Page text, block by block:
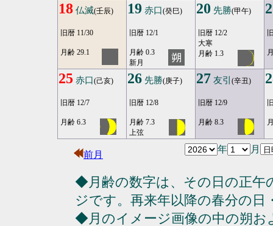
18 仏滅(壬辰)
旧暦 11/30
月齢 29.1
19 赤口(癸巳)
旧暦 12/1
月齢 0.3
新月
20 先勝(甲午)
旧暦 12/2
大寒
月齢 1.3
25 赤口(己亥)
旧暦 12/7
月齢 6.3
26 先勝(庚子)
旧暦 12/8
月齢 7.3
上弦
27 友引 (辛丑)
旧暦 12/9
月齢 8.3
前月
年 月
◆月齢の数字は、その日の正午
ジです。再来年以降の春分の日
◆月のイメージ画像の中の朔